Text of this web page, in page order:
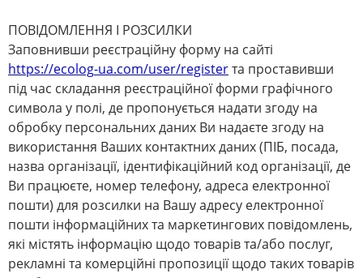
ПОВІДОМЛЕННЯ І РОЗСИЛКИ
Заповнивши реєстраційну форму на сайті
https://ecolog-ua.com/user/registerта проставивши
під час складання реєстраційної форми графічного
символа у полі, де пропонується надати згоду на
обробку персональних даних Ви надаєте згоду на
використання Ваших контактних даних (ПІБ, посада,
назва організації, ідентифікаційний код організації, де
Ви працюєте, номер телефону, адреса електронної
пошти) для розсилки на Вашу адресу електронної
пошти інформаційних та маркетингових повідомлень,
які містять інформацію щодо товарів та/або послуг,
рекламні та комерційні пропозиції щодо таких товарів